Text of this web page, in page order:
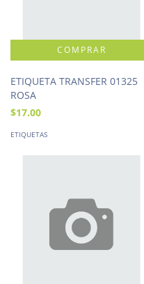
ETIQUETA TRANSFER 01325
ROSA
$17.00
ETIQUETAS